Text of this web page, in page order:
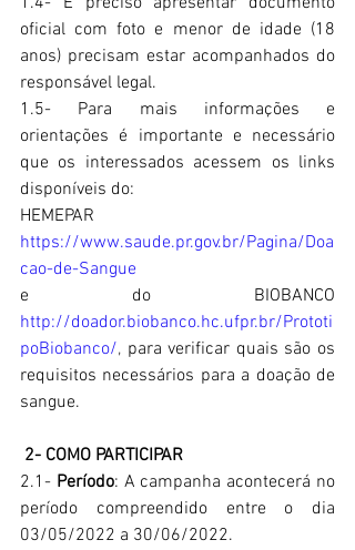
oficial com foto e menor de idade (18
anos) precisam estar acompanhados do
responsável legal.
1.5- Para mais informações e
orientações é importante e necessário
que os interessados acessem os links
disponíveis do:
https://www.saude.pr.gov.br/Pagina/Doa
cao-de-Sangue
http://doador.biobanco.hc.ufpr.br/Prototi
poBiobanco/, para verificar quais são os
requisitos necessários para a doação de
sangue.
2- COMO PARTICIPAR
2.1- Período: A campanha acontecerá no
período compreendido entre o dia
03/05/2022 a 30/06/2022.